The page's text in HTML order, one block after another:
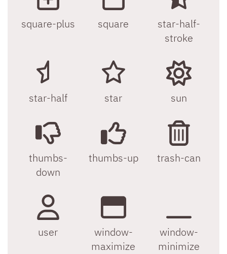
square-plus square
star-half-
stroke
star-half star sun
thumbs-
down
thumbs-up trash-can
user
window-
maximize
window-
minimize